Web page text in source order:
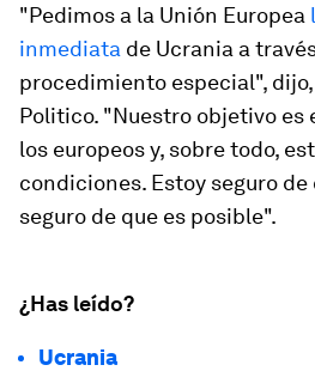
"Pedimos a la Unión Europea
inmediata de Ucrania a
procedimiento especial",
Politico. "Nuestro objetivo es
los europeos y, sobre todo,
condiciones. Estoy seguro de
seguro de que es posible".
¿Has leído?
Ucrania